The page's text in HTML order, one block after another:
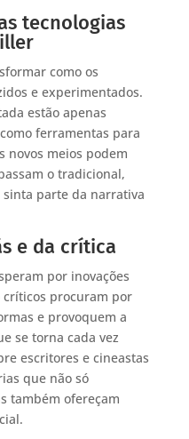
tecnologias
como os
e experimentados.
estão apenas
ferramentas para
novos meios podem
o tradicional,
parte da narrativa
e da crítica
por inovações
procuram por
e provoquem a
se torna cada vez
escritores e cineastas
que não só
também ofereçam